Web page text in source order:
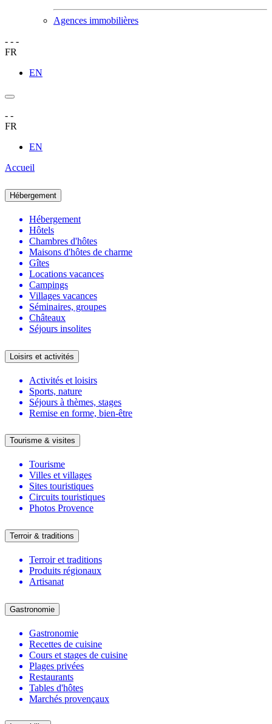
Agences immobilières
- - -
FR
EN
- -
FR
EN
Accueil
Hébergement
Hébergement
Hôtels
Chambres d'hôtes
Maisons d'hôtes de charme
Gîtes
Locations vacances
Campings
Villages vacances
Séminaires, groupes
Châteaux
Séjours insolites
Loisirs et activités
Activités et loisirs
Sports, nature
Séjours à thèmes, stages
Remise en forme, bien-être
Tourisme & visites
Tourisme
Villes et villages
Sites touristiques
Circuits touristiques
Photos Provence
Terroir & traditions
Terroir et traditions
Produits régionaux
Artisanat
Gastronomie
Gastronomie
Recettes de cuisine
Cours et stages de cuisine
Plages privées
Restaurants
Tables d'hôtes
Marchés provençaux